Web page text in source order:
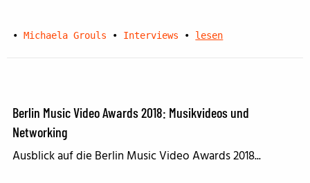
• Michaela Grouls • Interviews • lesen
Berlin Music Video Awards 2018: Musikvideos und
Networking
Ausblick auf die Berlin Music Video Awards 2018...